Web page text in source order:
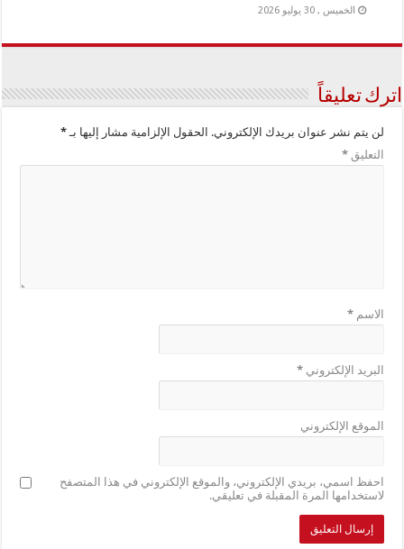
الخميس , 30 يوليو 2026
اترك تعليقاً
لن يتم نشر عنوان بريدك الإلكتروني. الحقول الإلزامية مشار إليها بـ*
التعليق*
الاسم*
البريد الإلكتروني*
الموقع الإلكتروني
احفظ اسمي، بريدي الإلكتروني، والموقع الإلكتروني في هذا المتصفح
لاستخدامها المرة المقبلة في تعليقي.